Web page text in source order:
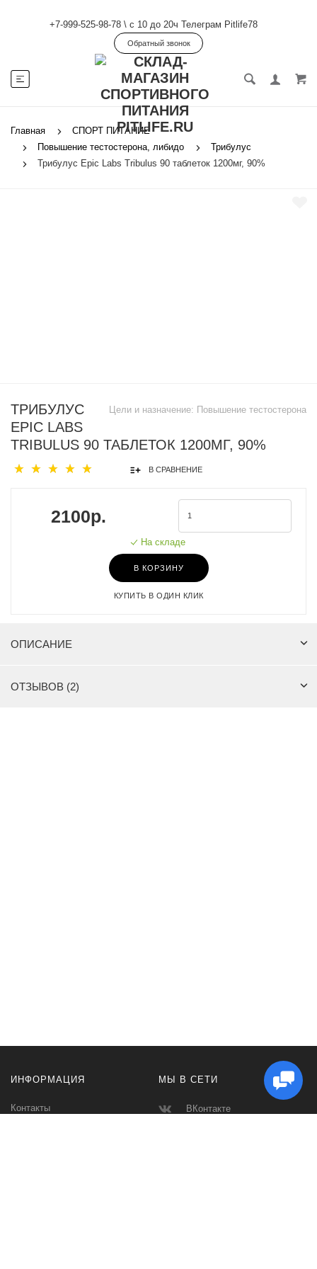
+7-999-525-98-78 \ с 10 до 20ч Телеграм Pitlife78
Обратный звонок
Главная
СПОРТ ПИТАНИЕ
Повышение тестостерона, либидо
Трибулус
Трибулус Epic Labs Tribulus 90 таблеток 1200мг, 90%
Цели и назначение: Повышение тестостерона
ТРИБУЛУС
EPIC LABS
TRIBULUS 90 ТАБЛЕТОК 1200МГ, 90%
В СРАВНЕНИЕ
2100р.
На складе
В КОРЗИНУ
КУПИТЬ В ОДИН КЛИК
ОПИСАНИЕ
ОТЗЫВОВ (2)
ИНФОРМАЦИЯ
Контакты
МЫ В СЕТИ
ВКонтакте